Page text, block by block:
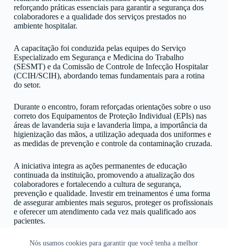
Nós usamos cookies para garantir que você tenha a melhor
reforçando práticas essenciais para garantir a segurança dos
colaboradores e a qualidade dos serviços prestados no
ambiente hospitalar.
A capacitação foi conduzida pelas equipes do Serviço
Especializado em Segurança e Medicina do Trabalho
(SESMT) e da Comissão de Controle de Infecção Hospitalar
(CCIH/SCIH), abordando temas fundamentais para a rotina
do setor.
Durante o encontro, foram reforçadas orientações sobre o uso
correto dos Equipamentos de Proteção Individual (EPIs) nas
áreas de lavanderia suja e lavanderia limpa, a importância da
higienização das mãos, a utilização adequada dos uniformes e
as medidas de prevenção e controle da contaminação cruzada.
A iniciativa integra as ações permanentes de educação
continuada da instituição, promovendo a atualização dos
colaboradores e fortalecendo a cultura de segurança,
prevenção e qualidade. Investir em treinamentos é uma forma
de assegurar ambientes mais seguros, proteger os profissionais
e oferecer um atendimento cada vez mais qualificado aos
pacientes.